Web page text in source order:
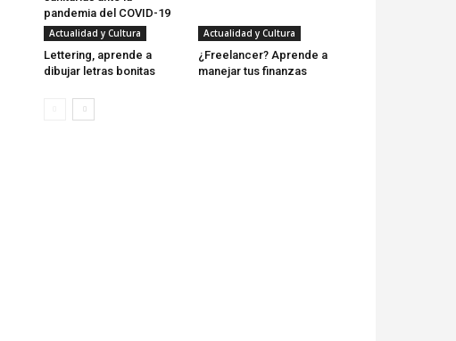
pandemia del COVID-19
Actualidad y Cultura
Lettering, aprende a
dibujar letras bonitas
Actualidad y Cultura
¿Freelancer? Aprende a
manejar tus finanzas